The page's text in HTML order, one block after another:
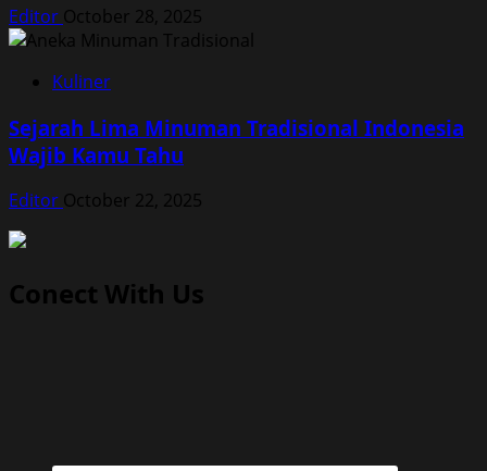
Editor October 28, 2025
Kuliner
Sejarah Lima Minuman Tradisional Indonesia
Wajib Kamu Tahu
Editor October 22, 2025
Conect With Us